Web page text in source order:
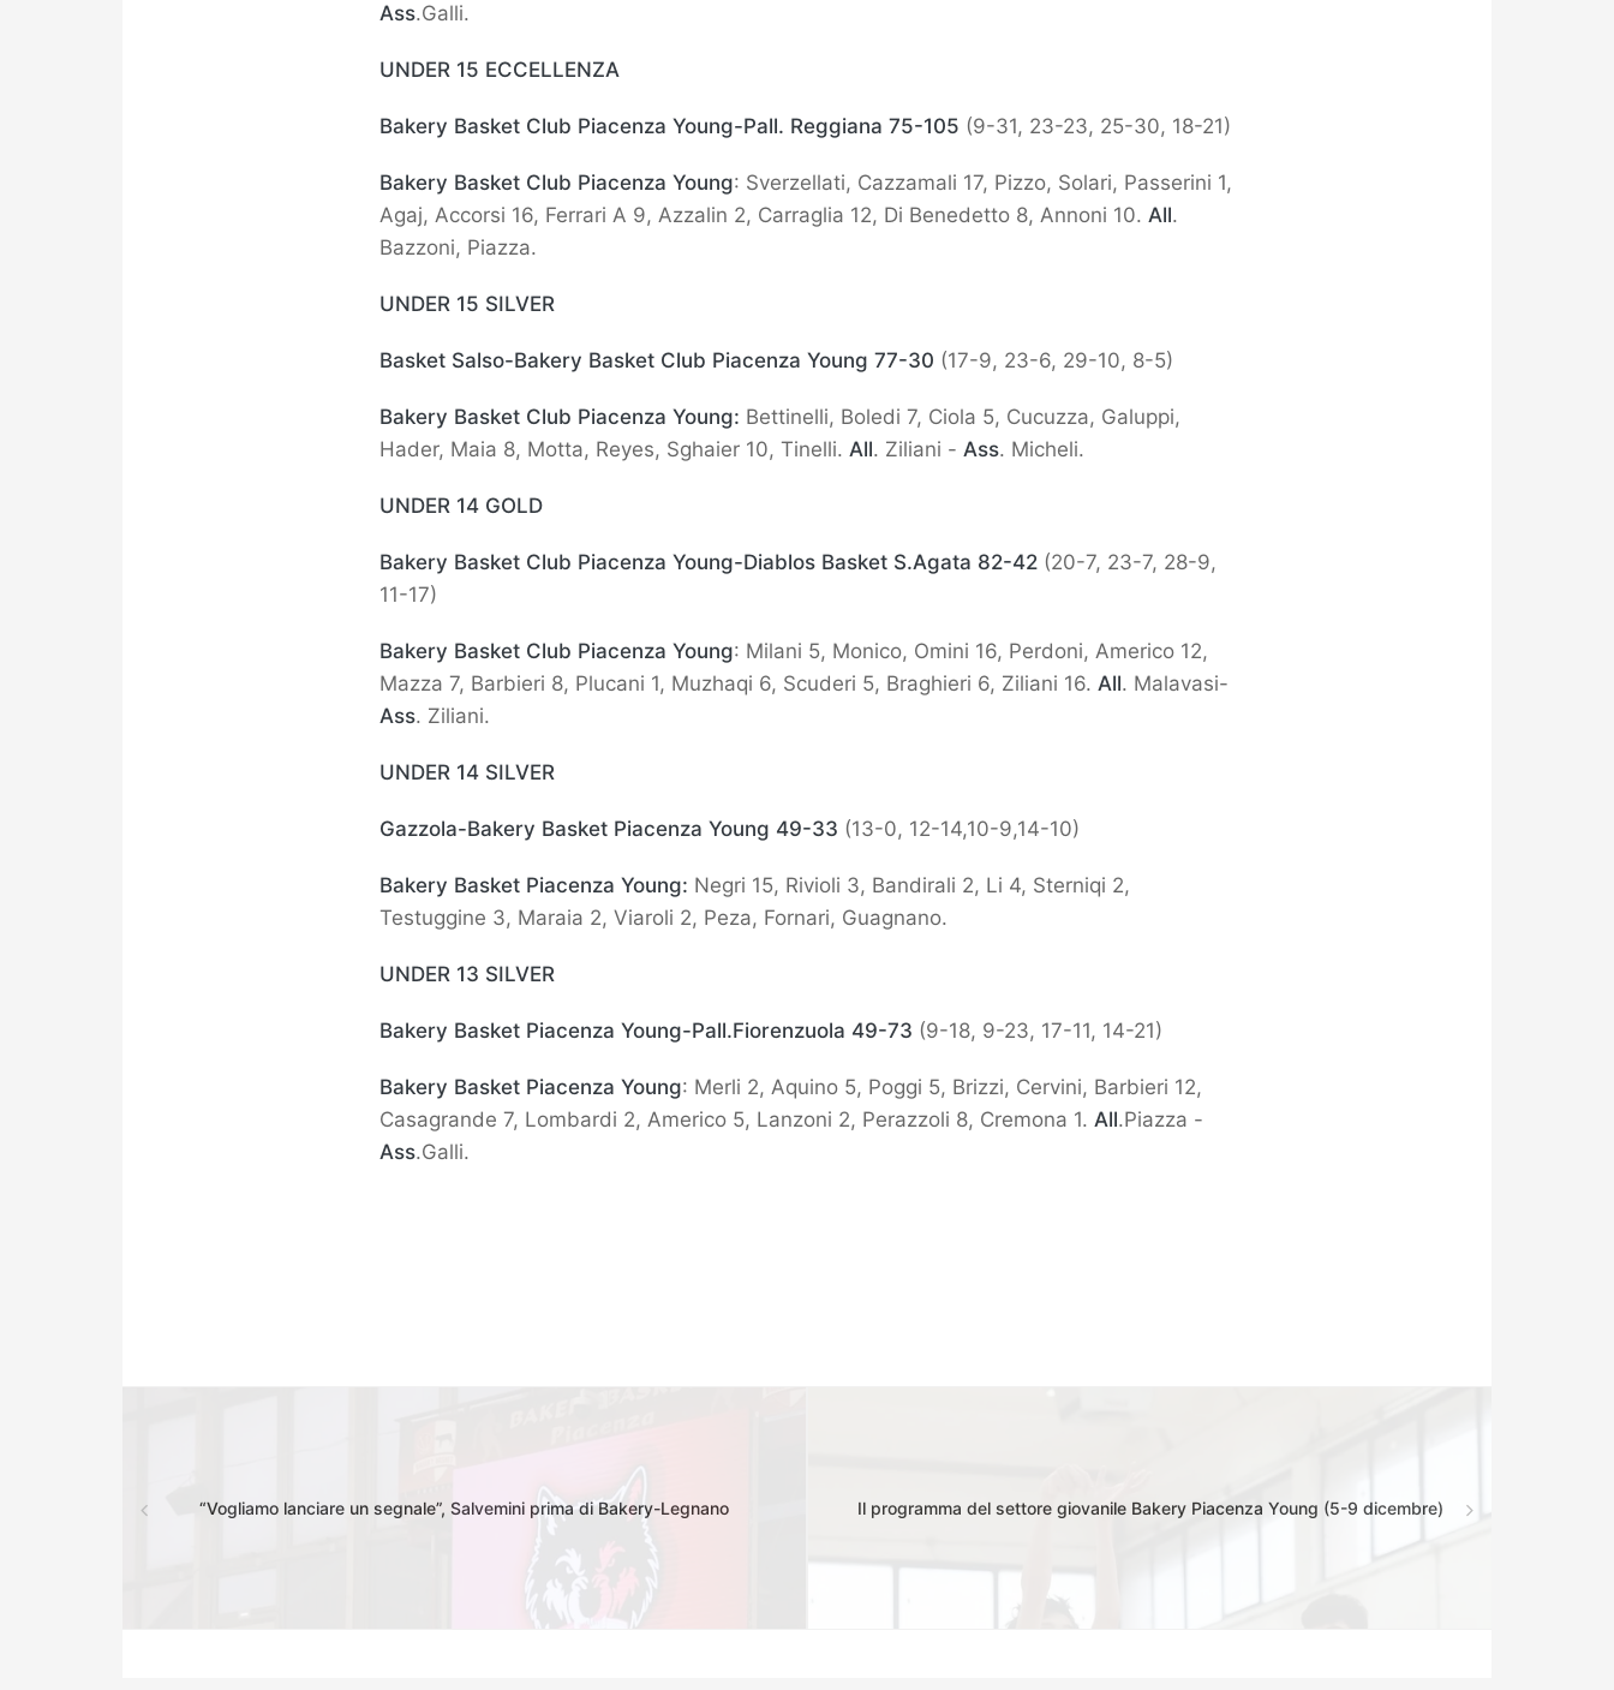
Ass.Galli.
UNDER 15 ECCELLENZA
Bakery Basket Club Piacenza Young-Pall. Reggiana 75-105 (9-31, 23-23, 25-30, 18-21)
Bakery Basket Club Piacenza Young: Sverzellati, Cazzamali 17, Pizzo, Solari, Passerini 1,
Agaj, Accorsi 16, Ferrari A 9, Azzalin 2, Carraglia 12, Di Benedetto 8, Annoni 10. All.
Bazzoni, Piazza.
UNDER 15 SILVER
Basket Salso-Bakery Basket Club Piacenza Young 77-30 (17-9, 23-6, 29-10, 8-5)
Bakery Basket Club Piacenza Young: Bettinelli, Boledi 7, Ciola 5, Cucuzza, Galuppi,
Hader, Maia 8, Motta, Reyes, Sghaier 10, Tinelli. All. Ziliani - Ass. Micheli.
UNDER 14 GOLD
Bakery Basket Club Piacenza Young-Diablos Basket S.Agata 82-42 (20-7, 23-7, 28-9,
11-17)
Bakery Basket Club Piacenza Young: Milani 5, Monico, Omini 16, Perdoni, Americo 12,
Mazza 7, Barbieri 8, Plucani 1, Muzhaqi 6, Scuderi 5, Braghieri 6, Ziliani 16. All. Malavasi-
Ass. Ziliani.
UNDER 14 SILVER
Gazzola-Bakery Basket Piacenza Young 49-33 (13-0, 12-14,10-9,14-10)
Bakery Basket Piacenza Young: Negri 15, Rivioli 3, Bandirali 2, Li 4, Sterniqi 2,
Testuggine 3, Maraia 2, Viaroli 2, Peza, Fornari, Guagnano.
UNDER 13 SILVER
Bakery Basket Piacenza Young-Pall.Fiorenzuola 49-73 (9-18, 9-23, 17-11, 14-21)
Bakery Basket Piacenza Young: Merli 2, Aquino 5, Poggi 5, Brizzi, Cervini, Barbieri 12,
Casagrande 7, Lombardi 2, Americo 5, Lanzoni 2, Perazzoli 8, Cremona 1. All.Piazza -
Ass.Galli.
“Vogliamo lanciare un segnale”, Salvemini prima di Bakery-Legnano Il programma del settore giovanile Bakery Piacenza Young (5-9 dicembre)